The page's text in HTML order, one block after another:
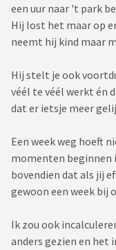
een uur naar 't park
Hij lost het maar op
neemt hij kind maar
Hij stelt je ook
véél te véél werkt én
dat er ietsje meer
Een week weg hoeft
momenten beginnen
bovendien dat als jij
gewoon een week bij
Ik zou ook
anders gezien en het